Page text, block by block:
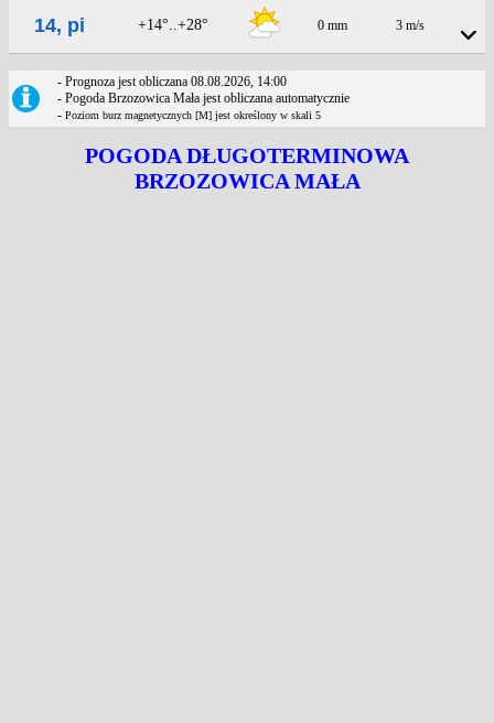
14, pi +14°..+28° 0 mm 3 m/s
- Prognoza jest obliczana 08.08.2026, 14:00
- Pogoda Brzozowica Mała jest obliczana automatycznie
- Poziom burz magnetycznych [M] jest określony w skali 5
POGODA DŁUGOTERMINOWA
BRZOZOWICA MAŁA